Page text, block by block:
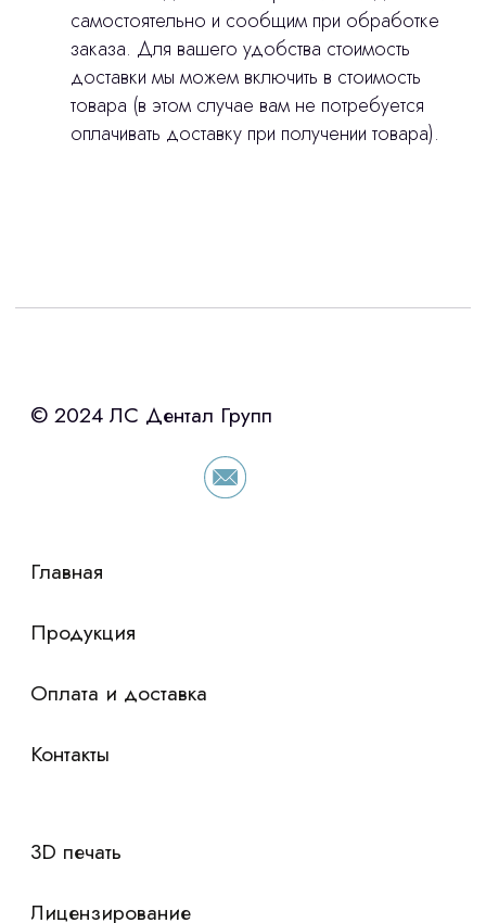
самостоятельно и сообщим при обработке
заказа. Для вашего удобства стоимость
доставки мы можем включить в стоимость
товара (в этом случае вам не потребуется
оплачивать доставку при получении товара).
Интересует лизинг?
«Уралпромлизинг» подберем выгодные
условия по лизингу оборудования,
просто оставьте контакты чтобы мы
сориентировали по условиям